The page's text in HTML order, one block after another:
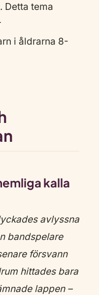
Detta tema
i åldrarna 8-
kalla
avlyssna
bandspelare
försvann
hittades bara
lappen –